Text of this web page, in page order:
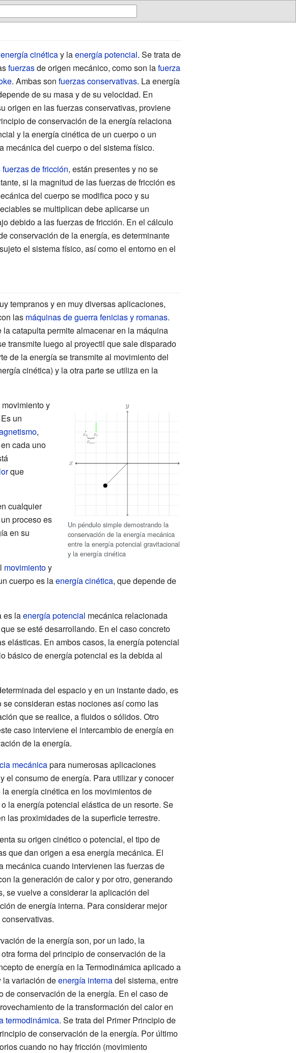
energía cinéticay laenergía potencial. Se trata de
fuerzasde origen mecánico, como son lafuerza
. Ambas son fuerzas conservativas. La energía
de su masa y de su velocidad. En
origen en las fuerzas conservativas, proviene
de conservación de la energía relaciona
y la energía cinética de un cuerpo o un
mecánica del cuerpo o del sistema físico.
fuerzas de fricción, están presentes y no se
si la magnitud de las fuerzas de fricción es
del cuerpo se modifica poco y su
se multiplican debe aplicarse un
debido a las fuerzas de fricción. En el cálculo
conservación de la energía, es determinante
el sistema físico, así como el entorno en el
tempranos y en muy diversas aplicaciones,
las máquinas de guerra fenicias y romanas.
catapulta permite almacenar en la máquina
transmite luego al proyectil que sale disparado
de la energía se transmite al movimiento del
cinética) y la otra parte se utiliza en la
Un péndulo simple demostrando la
conservación de la energía mecánica
entre la energía potencial gravitacional
y la energía cinética
y
un
,
cada uno
que
cualquier
proceso es
en su
movimientoy
cuerpo es laenergía cinética, que depende de
es laenergía potencial mecánica relacionada
se esté desarrollando. En el caso concreto
elásticas. En ambos casos, la energía potencial
básico de energía potencial es la debida al
del espacio y en un instante dado, es
consideran estas nociones así como las
que se realice, a fluidos o sólidos. Otro
caso interviene el intercambio de energía en
de la energía.
mecánicapara numerosas aplicaciones
el consumo de energía. Para utilizar y conocer
energía cinética en los movimientos de
la energía potencial elástica de un resorte. Se
las proximidades de la superficie terrestre.
su origen cinético o potencial, el tipo de
que dan origen a esa energía mecánica. El
cuando intervienen las fuerzas de
la generación de calor y por otro, generando
se vuelve a considerar la aplicación del
de energía interna. Para considerar mejor
de la energía son, por un lado, la
forma del principio de conservación de la
de energía en la Termodinámica aplicado a
variación deenergía internadel sistema, entre
conservación de la energía. En el caso de
de la transformación del calor en
termodinámica. Se trata del Primer Principio de
de conservación de la energía. Por último
cuando no hay fricción (movimiento